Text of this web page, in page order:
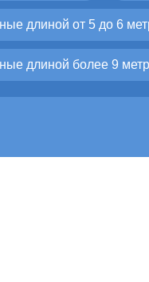
длиной от 5 до 6
длиной более 9